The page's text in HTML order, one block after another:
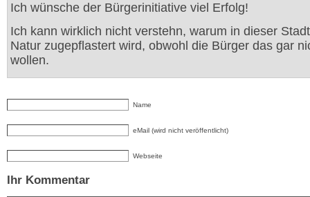
Ich wünsche der Bürgerinitiative viel Erfolg!
Ich kann wirklich nicht verstehn, warum in dieser
Natur zugepflastert wird, obwohl die Bürger das gar
wollen.
Name
eMail (wird nicht veröffentlicht)
Webseite
Ihr Kommentar